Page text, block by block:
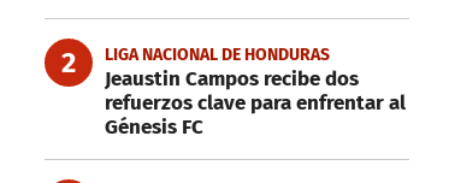
2 LIGA NACIONAL DE HONDURAS
Jeaustin Campos recibe dos
refuerzos clave para enfrentar al
Génesis FC